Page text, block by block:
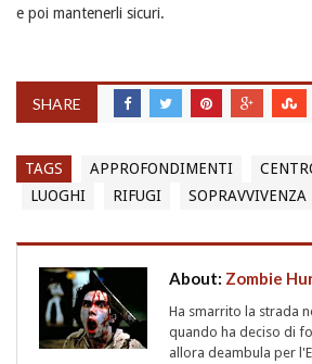
e poi mantenerli sicuri.
SHARE
TAGS APPROFONDIMENTI
LUOGHI
RIFUGI SOPRAVVIVENZA
About: Zombie
Ha smarrito la strada
quando ha deciso di
allora deambula per